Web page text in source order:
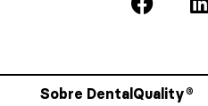
Sobre DentalQuality®